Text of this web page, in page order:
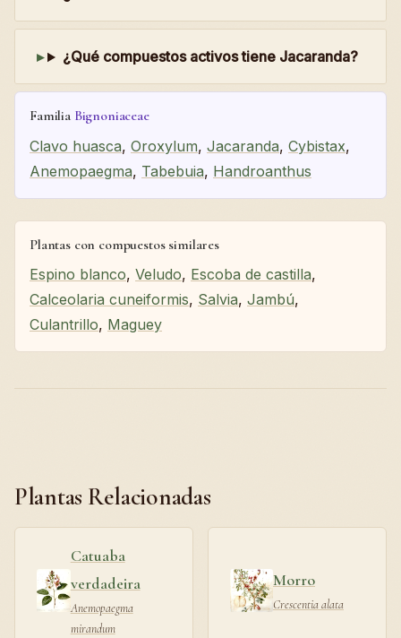
¿Qué compuestos activos tiene Jacaranda?
Familia Bignoniaceae
Clavo huasca, Oroxylum, Jacaranda, Cybistax,
Anemopaegma, Tabebuia, Handroanthus
Plantas con compuestos similares
Espino blanco, Veludo, Escoba de castilla,
Calceolaria cuneiformis, Salvia, Jambú,
Culantrillo, Maguey
Plantas Relacionadas
Catuaba
verdadeira
Anemopaegma
mirandum
Morro
Crescentia alata